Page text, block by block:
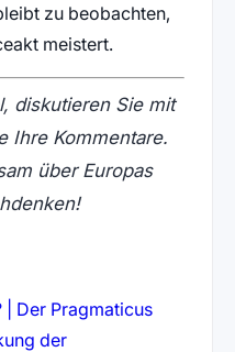
zu beobachten,
meistert.
diskutieren Sie mit
Ihre Kommentare.
über Europas
| Der Pragmaticus(öffnet in
der